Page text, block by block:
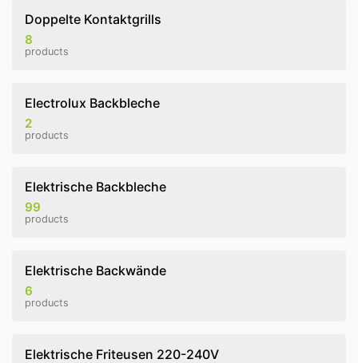
Doppelte Kontaktgrills
8
products
Electrolux Backbleche
2
products
Elektrische Backbleche
99
products
Elektrische Backwände
6
products
Elektrische Friteusen 220-240V